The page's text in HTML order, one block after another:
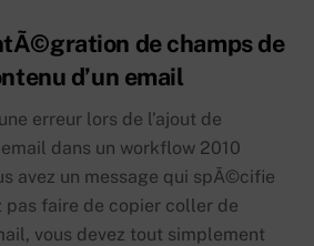
de champs de
d’un email
erreur lors de l’ajout de
dans un workflow 2010
avez un message qui spÃ©cifie
pas faire de copier coller de
vous devez tout simplement